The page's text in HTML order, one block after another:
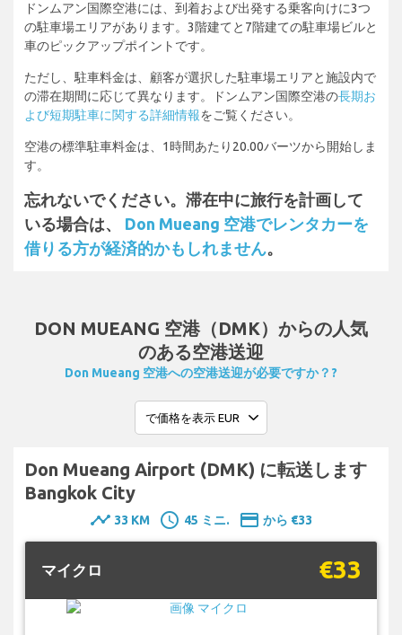
ドンムアン国際空港には、到着および出発する乗客向けに3つ
の駐車場エリアがあります。3階建てと7階建ての駐車場ビルと
車のピックアップポイントです。
ただし、駐車料金は、顧客が選択した駐車場エリアと施設内で
の滞在期間に応じて異なります。ドンムアン国際空港の長期お
よび短期駐車に関する詳細情報をご覧ください。
空港の標準駐車料金は、1時間あたり20.00バーツから開始しま
す。
忘れないでください。滞在中に旅行を計画して
いる場合は、
Don Mueang 空港でレンタカーを
借りる方が経済的かもしれません。
DON MUEANG 空港（DMK）からの人気
のある空港送迎
Don Mueang 空港への空港送迎が必要ですか？?
Don Mueang Airport (DMK) に転送します
Bangkok City
timeline 33 KM schedule 45 ミニ. payment から €33
マイクロ €33